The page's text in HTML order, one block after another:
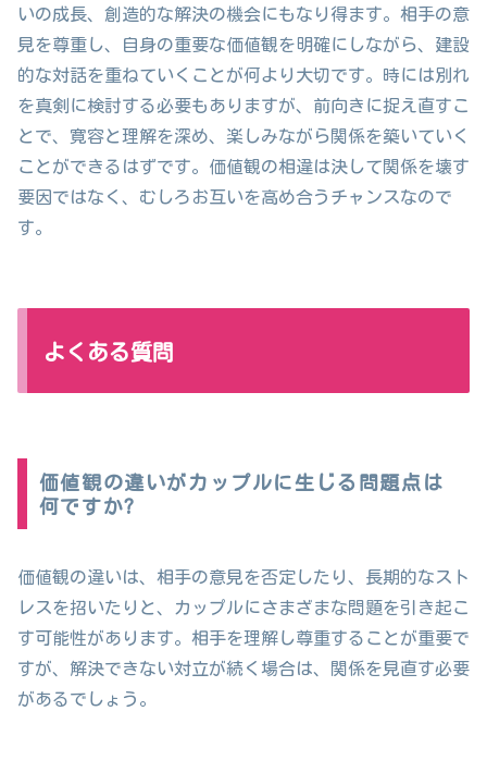
いの成長、創造的な解決の機会にもなり得ます。相手の意
見を尊重し、自身の重要な価値観を明確にしながら、建設
的な対話を重ねていくことが何より大切です。時には別れ
を真剣に検討する必要もありますが、前向きに捉え直すこ
とで、寛容と理解を深め、楽しみながら関係を築いていく
ことができるはずです。価値観の相違は決して関係を壊す
要因ではなく、むしろお互いを高め合うチャンスなので
す。
よくある質問
価値観の違いがカップルに生じる問題点は
何ですか?
価値観の違いは、相手の意見を否定したり、長期的なスト
レスを招いたりと、カップルにさまざまな問題を引き起こ
す可能性があります。相手を理解し尊重することが重要で
すが、解決できない対立が続く場合は、関係を見直す必要
があるでしょう。